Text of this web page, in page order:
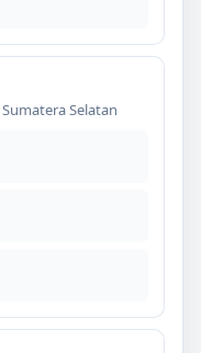
Sumatera Selatan